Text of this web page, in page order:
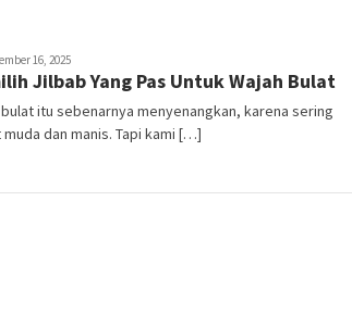
16, 2025
Jilbab Yang Pas Untuk Wajah Bulat
itu sebenarnya menyenangkan, karena sering
dan manis. Tapi kami […]